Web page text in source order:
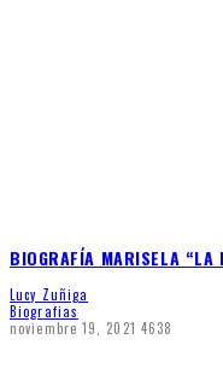
BIOGRAFÍA MARISELA “LA
Lucy Zuñiga
Biografias
noviembre 19, 2021 4638